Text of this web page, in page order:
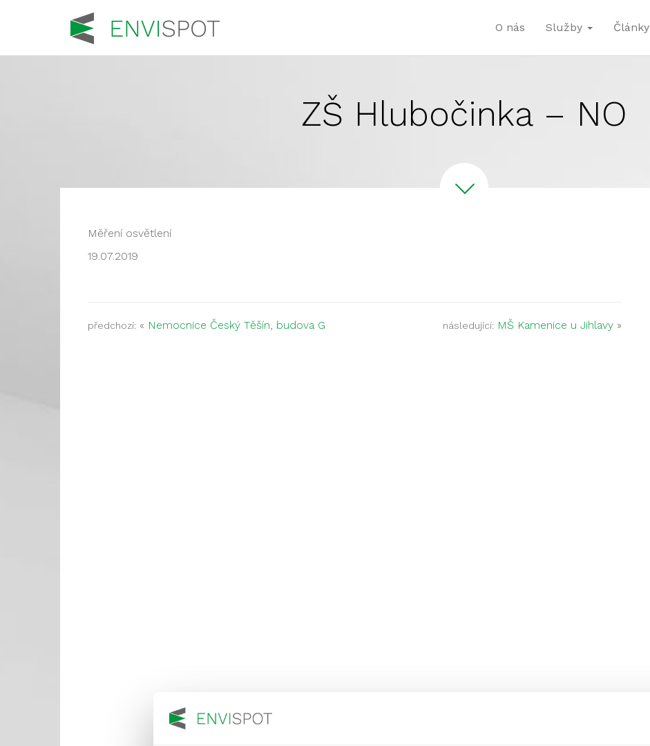
O nás Služby Články
ZŠ Hlubočinka – NO
Měření osvětlení
19.07.2019
předchozí: « Nemocnice Český Těšín, budova G následující: MŠ Kamenice u Jihlavy»